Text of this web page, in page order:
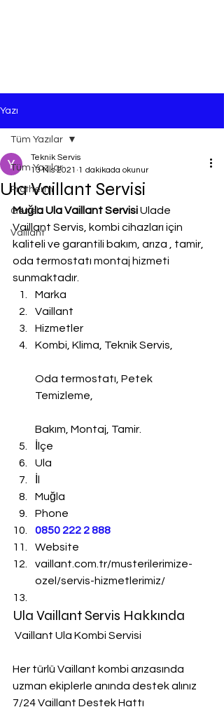
Yazı
Tüm Yazılar
Protherm
Genel
Vaillant
Tüm Yazılar
Ula Vaillant Servisi
Teknik Servis
13 Nis 2021 1 dakikada okunur
Muğla Ula Vaillant Servisi Ulade
Vaillant Servis, kombi cihazları için
kaliteli ve garantili bakım, arıza , tamir,
oda termostatı montaj hizmeti
sunmaktadır.
Marka
Vaillant
Hizmetler
Kombi, Klima, Teknik Servis,
Oda termostatı, Petek
Temizleme,
Bakım, Montaj, Tamir.
İlçe
Ula
Muğla
Phone
0850 222 2 888
Website
vaillant.com.tr/musterilerimize-
ozel/servis-hizmetlerimiz/
Ula Vaillant Servis Hakkında
Vaillant Ula Kombi Servisi
Her türlü Vaillant kombi arızasında
uzman ekiplerle anında destek alınız
7/24 Vaillant Destek Hattı